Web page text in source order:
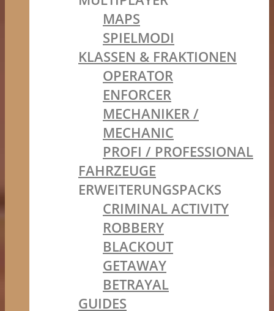
MAPS
SPIELMODI
KLASSEN & FRAKTIONEN
OPERATOR
ENFORCER
MECHANIKER /
MECHANIC
PROFI / PROFESSIONAL
FAHRZEUGE
ERWEITERUNGSPACKS
CRIMINAL ACTIVITY
ROBBERY
BLACKOUT
GETAWAY
BETRAYAL
GUIDES